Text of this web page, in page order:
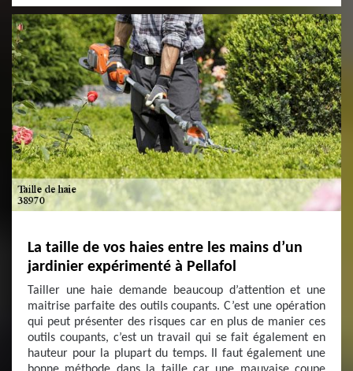
La taille de vos haies entre les mains d’un
jardinier expérimenté à Pellafol
Tailler une haie demande beaucoup d’attention et une
maitrise parfaite des outils coupants. C’est une opération
qui peut présenter des risques car en plus de manier ces
outils coupants, c’est un travail qui se fait également en
hauteur pour la plupart du temps. Il faut également une